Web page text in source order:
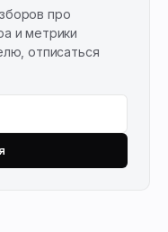
про
и метрики
отписаться